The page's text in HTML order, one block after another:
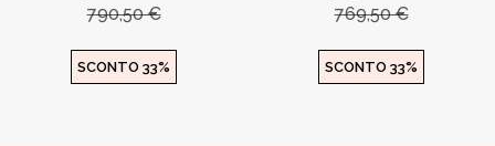
790,50 €
SCONTO 33%
769,50 €
SCONTO 33%